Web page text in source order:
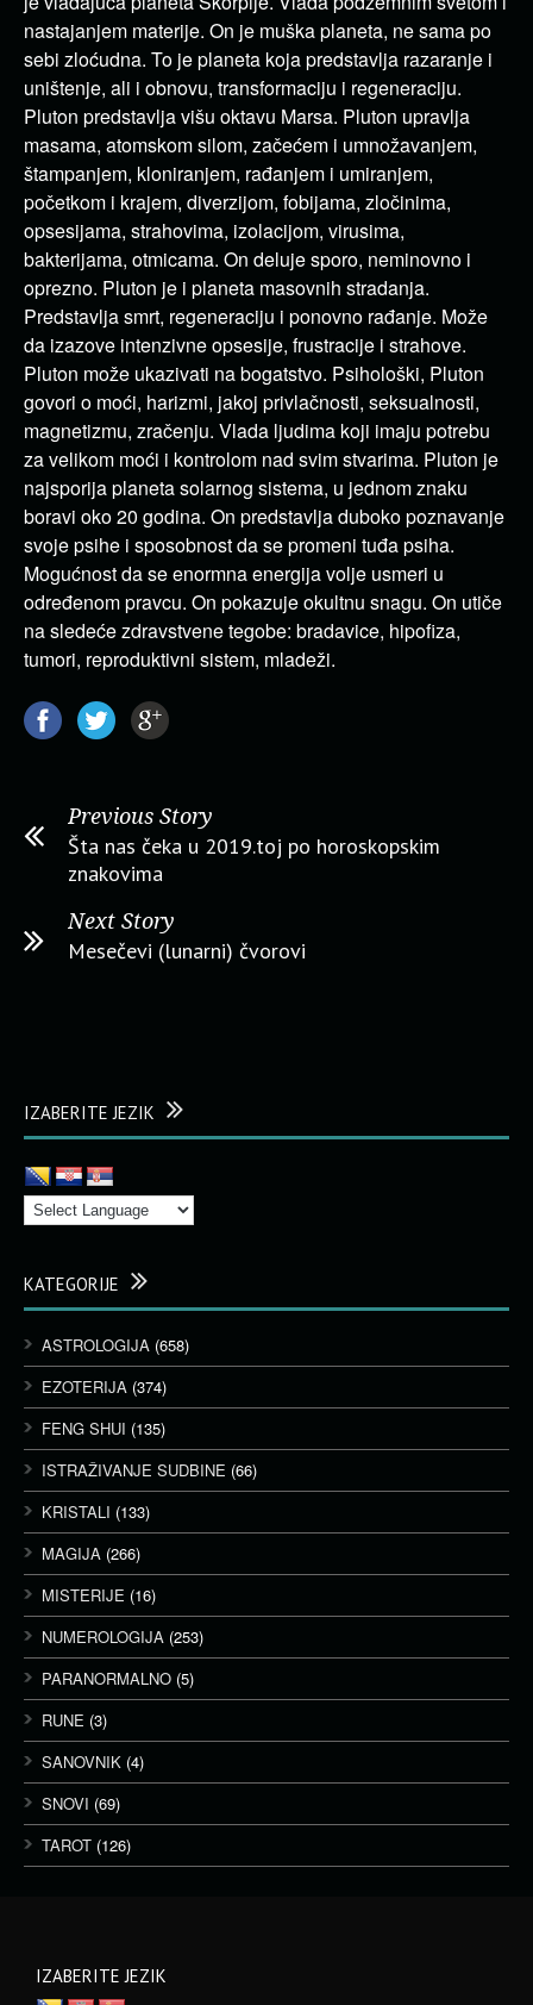
nastajanjem materije. On je muška planeta, ne sama po
sebi zloćudna. To je planeta koja predstavlja razaranje i
uništenje, ali i obnovu, transformaciju i regeneraciju.
Pluton predstavlja višu oktavu Marsa. Pluton upravlja
masama, atomskom silom, začećem i umnožavanjem,
štampanjem, kloniranjem, rađanjem i umiranjem,
početkom i krajem, diverzijom, fobijama, zločinima,
opsesijama, strahovima, izolacijom, virusima,
bakterijama, otmicama. On deluje sporo, neminovno i
oprezno. Pluton je i planeta masovnih stradanja.
Predstavlja smrt, regeneraciju i ponovno rađanje. Može
da izazove intenzivne opsesije, frustracije i strahove.
Pluton može ukazivati na bogatstvo. Psihološki, Pluton
govori o moći, harizmi, jakoj privlačnosti, seksualnosti,
magnetizmu, zračenju. Vlada ljudima koji imaju potrebu
za velikom moći i kontrolom nad svim stvarima. Pluton je
najsporija planeta solarnog sistema, u jednom znaku
boravi oko 20 godina. On predstavlja duboko poznavanje
svoje psihe i sposobnost da se promeni tuđa psiha.
Mogućnost da se enormna energija volje usmeri u
određenom pravcu. On pokazuje okultnu snagu. On utiče
na sledeće zdravstvene tegobe: bradavice, hipofiza,
tumori, reproduktivni sistem, mladeži.
Previous Story
Šta nas čeka u 2019.toj po horoskopskim
znakovima
Next Story
Mesečevi (lunarni) čvorovi
IZABERITE JEZIK
KATEGORIJE
ASTROLOGIJA (658)
EZOTERIJA (374)
FENG SHUI (135)
ISTRAŽIVANJE SUDBINE (66)
KRISTALI (133)
MAGIJA (266)
MISTERIJE (16)
NUMEROLOGIJA (253)
PARANORMALNO (5)
RUNE (3)
SANOVNIK (4)
SNOVI (69)
TAROT (126)
IZABERITE JEZIK